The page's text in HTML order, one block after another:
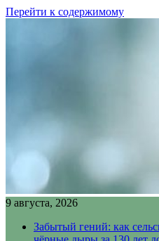
Перейти к содержимому
9 августа, 2026
Забытый гений: как